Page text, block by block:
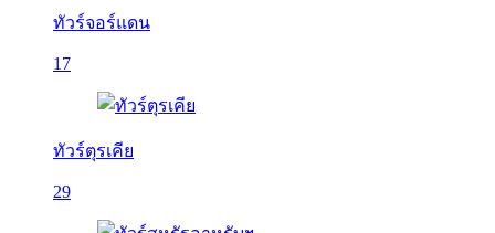
ทัวร์จอร์แดน
17
ทัวร์ตุรเคีย
29